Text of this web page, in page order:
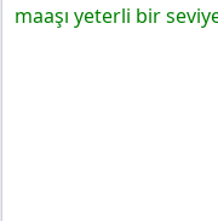
maaşı yeterli bir